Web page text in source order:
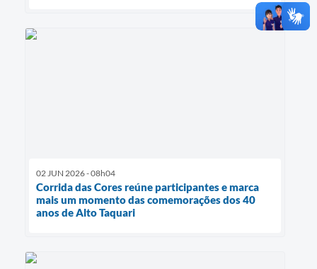
02 JUN 2026 - 08h04
Corrida das Cores reúne participantes e marca
mais um momento das comemorações dos 40
anos de Alto Taquari